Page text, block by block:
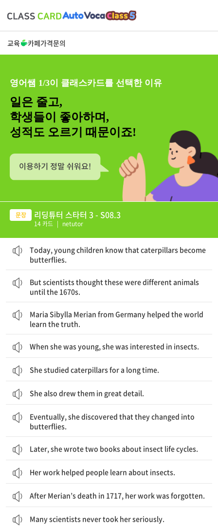
교육 카페가격문의
영어쌤 1/3이 클래스카드를 선택한 이유
일은 줄고,
학생들이 좋아하며,
성적도 오르기 때문이죠!
리딩튜터 스타터 3 - S08.3
14 카드 | netutor
Today, young children know that caterpillars become
butterflies.
But scientists thought these were different animals
until the 1670s.
Maria Sibylla Merian from Germany helped the world
learn the truth.
When she was young, she was interested in insects.
She studied caterpillars for a long time.
She also drew them in great detail.
Eventually, she discovered that they changed into
butterflies.
Later, she wrote two books about insect life cycles.
Her work helped people learn about insects.
After Merian’s death in 1717, her work was forgotten.
Many scientists never took her seriously.